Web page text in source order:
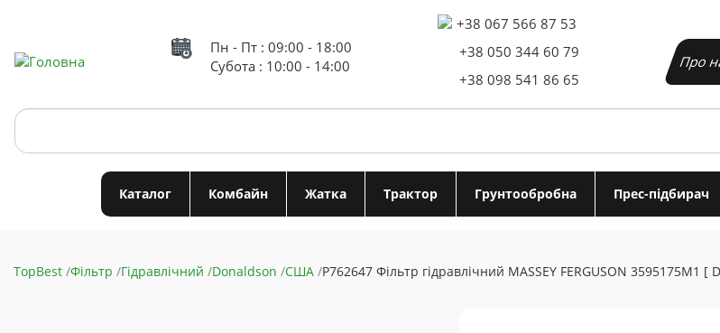
вмісту
Пн - Пт : 09:00 - 18:00
Субота : 10:00 - 14:00
+38 067 566 87 53
+38 050 344 60 79
+38 098 541 86 65
Основна
Про
Search
Каталог Комбайн Жатка Трактор Грунтообробна Прес-підбирач
TopBest Фільтр Гідравлічний Donaldson США P762647 Фільтр гідравлічний MASSEY FERGUSON 3595175M1 [